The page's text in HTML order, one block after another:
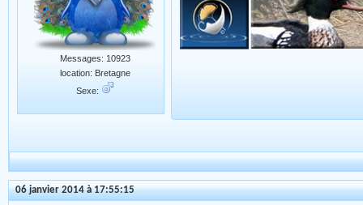
Messages: 10923
location: Bretagne
Sexe:
06 janvier 2014 à 17:55:15